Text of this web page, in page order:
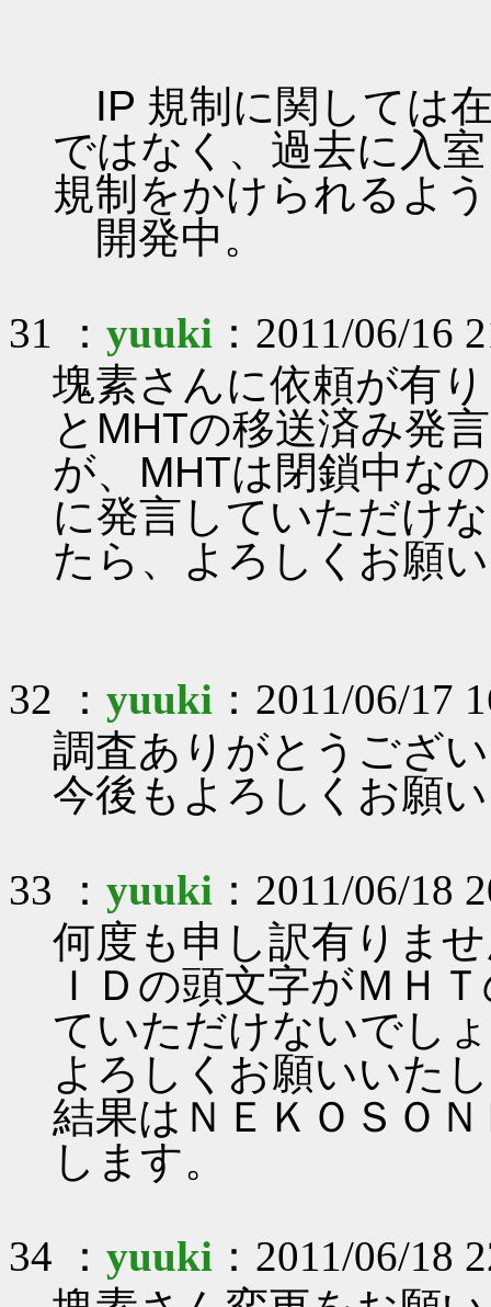
IP 規制に関しては
ではなく、過去に入
規制をかけられるよ
開発中。
31 ： yuuki ：2011/06/16
塊素さんに依頼が有
とMHTの移送済み発
が、MHTは閉鎖中な
に発言していただけ
たら、よろしくお
32 ： yuuki ：2011/06/17
調査ありがとうござ
今後もよろしくお願
33 ： yuuki ：2011/06/18
何度も申し訳有りま
ＩＤの頭文字がＭＨ
ていただけないでし
よろしくお願いいた
結果はＮＥＫＯＳＯ
します。
34 ： yuuki ：2011/06/18